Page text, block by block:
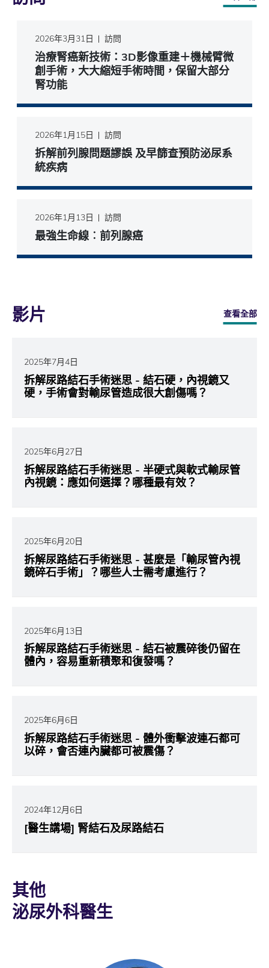
2026年3月31日 訪問
治療腎癌新技術：3D影像重建＋機械臂微
創手術，大大縮短手術時間，保留大部分
腎功能
2026年1月15日 訪問
拆解前列腺問題謬誤 及早篩查預防泌尿系
統疾病
2026年1月13日 訪問
最強生命線︰前列腺癌
影片 查看全部
2025年7月4日
拆解尿路結石手術迷思 - 結石硬，內視鏡又
硬，手術會對輸尿管造成很大創傷嗎？
2025年6月27日
拆解尿路結石手術迷思 - 半硬式與軟式輸尿管
內視鏡：應如何選擇？哪種最有效？
2025年6月20日
拆解尿路結石手術迷思 - 甚麼是「輸尿管內視
鏡碎石手術」？哪些人士需考慮進行？
2025年6月13日
拆解尿路結石手術迷思 - 結石被震碎後仍留在
體內，容易重新積聚和復發嗎？
2025年6月6日
拆解尿路結石手術迷思 - 體外衝擊波連石都可
以碎，會否連內臟都可被震傷？
2024年12月6日
[醫生講場] 腎結石及尿路結石
其他
泌尿外科醫生